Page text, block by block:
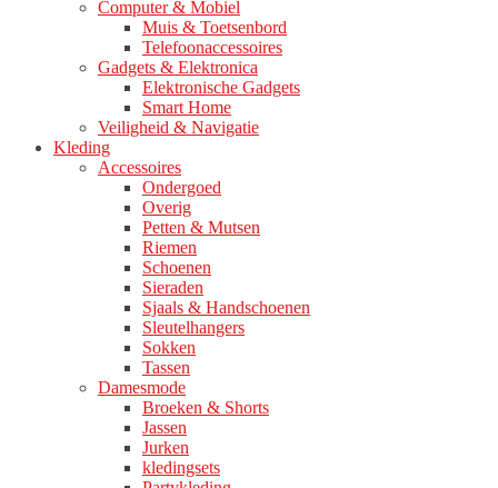
Computer & Mobiel
Muis & Toetsenbord
Telefoonaccessoires
Gadgets & Elektronica
Elektronische Gadgets
Smart Home
Veiligheid & Navigatie
Kleding
Accessoires
Ondergoed
Overig
Petten & Mutsen
Riemen
Schoenen
Sieraden
Sjaals & Handschoenen
Sleutelhangers
Sokken
Tassen
Damesmode
Broeken & Shorts
Jassen
Jurken
kledingsets